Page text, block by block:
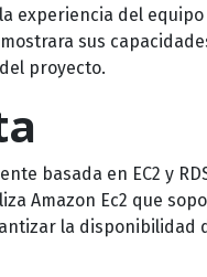
experiencia del
sus
proyecto.
basada en EC2 y
Amazon Ec2 que
la